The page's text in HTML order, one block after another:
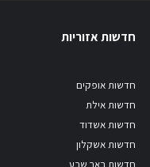
חדשות אזוריות
חדשות אופקים
חדשות אילת
חדשות אשדוד
חדשות אשקלון
חדשות באר שבע